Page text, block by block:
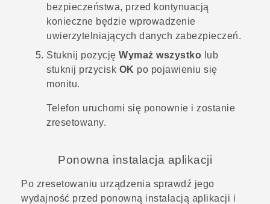
bezpieczeństwa, przed kontynuacją
konieczne będzie wprowadzenie
uwierzytelniających danych zabezpieczeń.
Stuknij pozycję Wymaż wszystko lub
stuknij przycisk OK po pojawieniu się
monitu.
Telefon uruchomi się ponownie i zostanie
zresetowany.
Ponowna instalacja aplikacji
Po zresetowaniu urządzenia sprawdź jego
wydajność przed ponowną instalacją aplikacji i